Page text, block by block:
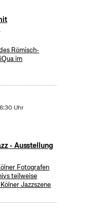
Römisch-
im
Uhr
- Ausstellung
Fotografen
teilweise
Jazzszene